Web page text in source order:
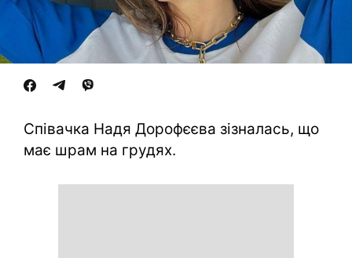
Співачка Надя Дорофєєва зізналась, що
має шрам на грудях.